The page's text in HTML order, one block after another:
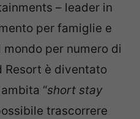
– leader in
per famiglie e
per numero di
Resort è diventato
“short stay
trascorrere